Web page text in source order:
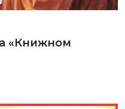
«Книжном